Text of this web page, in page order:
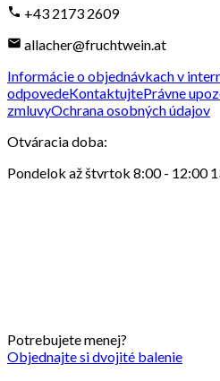
+43 2173 2609
allacher@fruchtwein.at
Informácie o objednávkach v
odpovedeKontaktujtePrávne
zmluvyOchrana osobných údajov
Otváracia doba:
Pondelok až štvrtok 8:00 - 12:00
Potrebujete menej?
Objednajte si dvojité balenie